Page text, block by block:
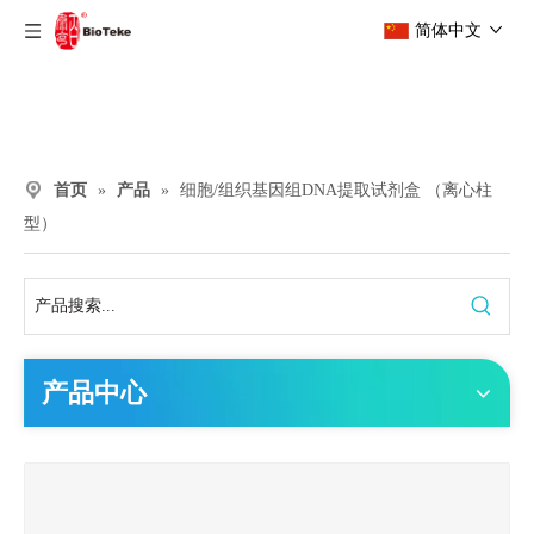
简体中文
首页 » 产品 »
细胞/组织基因组DNA提取试剂盒 （离心柱
型）
产品中心